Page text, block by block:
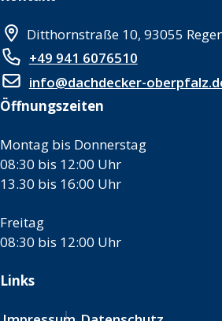
Ditthornstraße 10, 93055
+49 941 6076510
info@dachdecker-
Öffnungszeiten
Montag bis Donnerstag
08:30 bis 12:00 Uhr
13.30 bis 16:00 Uhr
Freitag
08:30 bis 12:00 Uhr
Links